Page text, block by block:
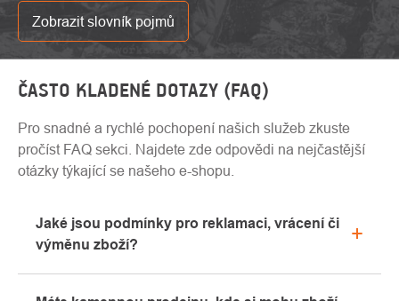
Zobrazit slovník pojmů
ČASTO KLADENÉ DOTAZY (FAQ)
Pro snadné a rychlé pochopení našich služeb zkuste
pročíst FAQ sekci. Najdete zde odpovědi na nejčastější
otázky týkající se našeho e-shopu.
Jaké jsou podmínky pro reklamaci, vrácení či
výměnu zboží?